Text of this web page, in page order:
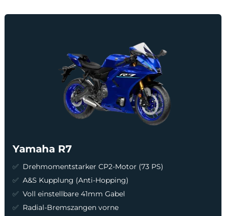
Yamaha R7
Drehmomentstarker CP2-Motor (73 PS)
A&S Kupplung (Anti-Hopping)
Voll einstellbare 41mm Gabel
Radial-Bremszangen vorne